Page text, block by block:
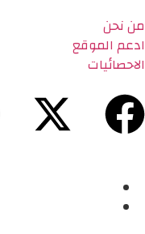
من نحن
ادعم الموقع
الاحصائيات